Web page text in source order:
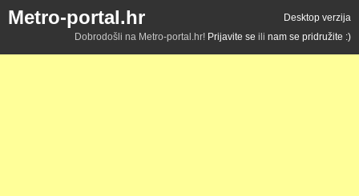
Metro-portal.hr
Desktop verzija
Dobrodošli na Metro-portal.hr! Prijavite se ili nam se pridružite :)